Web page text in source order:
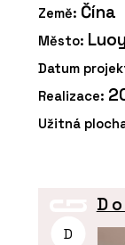
Země: Čína
Město:
Datum
Realizace:
Užitná
D